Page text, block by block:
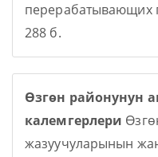
перерабатывающих
288 б.
Өзгөн районунун
калемгерлери
жазуучуларынын